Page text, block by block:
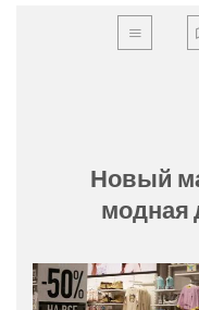
Новый
модная